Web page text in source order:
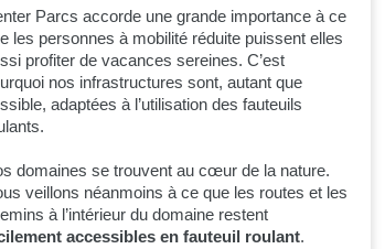
Parcs accorde une grande importance à ce
les personnes à mobilité réduite puissent elles
profiter de vacances sereines. C’est
nos infrastructures sont, autant que
adaptées à l’utilisation des fauteuils
domaines se trouvent au cœur de la nature.
veillons néanmoins à ce que les routes et les
à l’intérieur du domaine restent
accessibles en fauteuil roulant.